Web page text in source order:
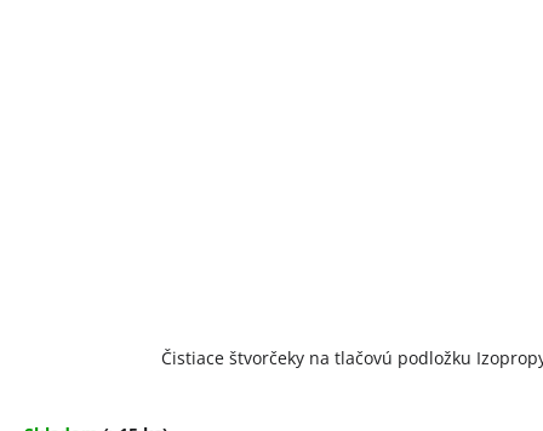
Čistiace štvorčeky na tlačovú podložku